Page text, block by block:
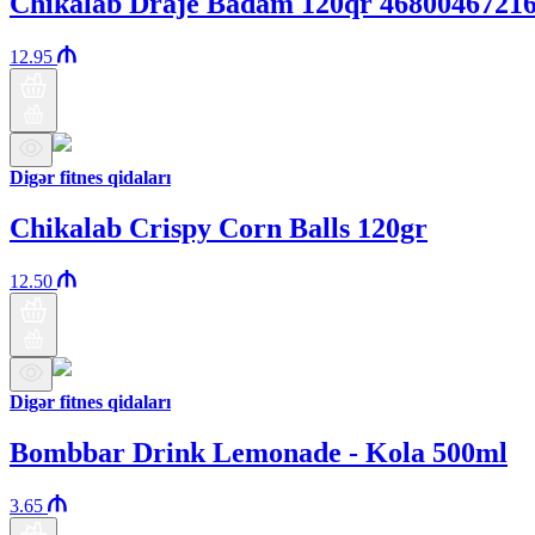
12.95
Digər fitnes qidaları
Chikalab Crispy Corn Balls 120gr
12.50
Digər fitnes qidaları
Bombbar Drink Lemonade - Kola 500ml
3.65